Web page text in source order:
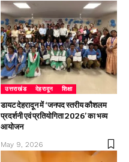
उत्तराखंड देहरादून शिक्षा
डायट देहरादून में ‘जनपद स्तरीय कौशलम
प्रदर्शनी एवं प्रतियोगिता 2026’ का भव्य
आयोजन
May 9, 2026